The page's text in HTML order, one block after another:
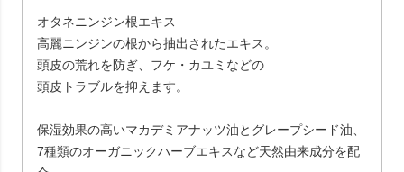
オタネニンジン根エキス
高麗ニンジンの根から抽出されたエキス。
頭皮の荒れを防ぎ、フケ・カユミなどの
頭皮トラブルを抑えます。
保湿効果の高いマカデミアナッツ油とグレープシード油、
7種類のオーガニックハーブエキスなど天然由来成分を配